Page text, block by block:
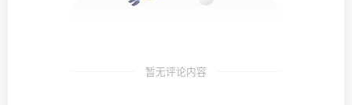
暂无评论内容